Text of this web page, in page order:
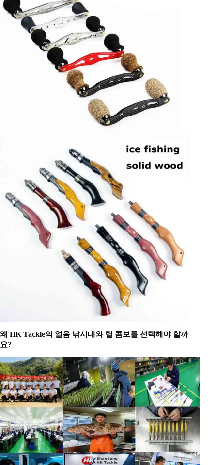
왜 HK Tackle의 얼음 낚시대와 릴 콤보를 선택해야 할까
요?